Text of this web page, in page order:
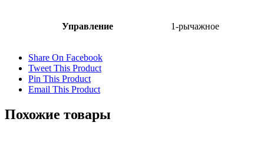
Управление 1-рычажное
Share On Facebook
Tweet This Product
Pin This Product
Email This Product
Похожие товары